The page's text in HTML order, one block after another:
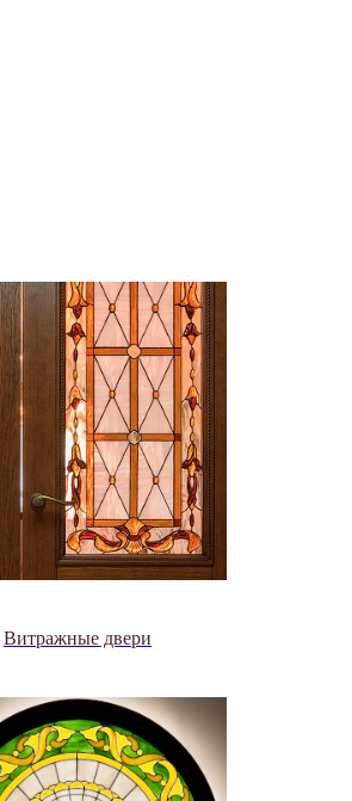
Витражные двери